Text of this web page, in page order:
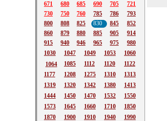
1064
671
685 705
690
721
760
750
730
680
785
786
793
800
808
885
980
975
965
880
879
860
946
940
852
845
830
825
905
914
915
1047
1030 1049
1053
1085
1060
1310
1444
1660
1380
1990
1940
1470
1710
1208
1645
1275
1342
1573
1550
1320
1319
1313
1413
1532
1850
1450
1870 1900
1910
1122
1177
1120
1112